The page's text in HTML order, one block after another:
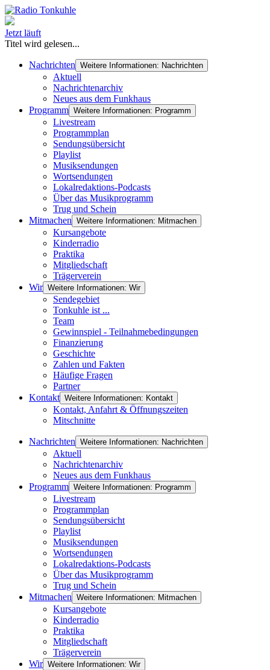
Jetzt läuft
Titel wird gelesen...
Nachrichten Weitere Informationen: Nachrichten
Aktuell
Nachrichtenarchiv
Neues aus dem Funkhaus
Programm Weitere Informationen: Programm
Livestream
Programmplan
Sendungsübersicht
Playlist
Musiksendungen
Wortsendungen
Lokalredaktions-Podcasts
Über das Musikprogramm
Trug und Schein
Mitmachen Weitere Informationen: Mitmachen
Kursangebote
Kinderradio
Praktika
Mitgliedschaft
Trägerverein
Wir Weitere Informationen: Wir
Sendegebiet
Tonkuhle ist ...
Team
Gewinnspiel - Teilnahmebedingungen
Finanzierung
Geschichte
Zahlen und Fakten
Häufige Fragen
Partner
Kontakt Weitere Informationen: Kontakt
Kontakt, Anfahrt & Öffnungszeiten
Mitschnitte
Nachrichten Weitere Informationen: Nachrichten
Aktuell
Nachrichtenarchiv
Neues aus dem Funkhaus
Programm Weitere Informationen: Programm
Livestream
Programmplan
Sendungsübersicht
Playlist
Musiksendungen
Wortsendungen
Lokalredaktions-Podcasts
Über das Musikprogramm
Trug und Schein
Mitmachen Weitere Informationen: Mitmachen
Kursangebote
Kinderradio
Praktika
Mitgliedschaft
Trägerverein
Wir Weitere Informationen: Wir